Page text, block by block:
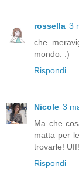
rossella 3
che
mondo. :)
Rispondi
Nicole 3
Ma che
matta per
trovarle! Uff!
Rispondi